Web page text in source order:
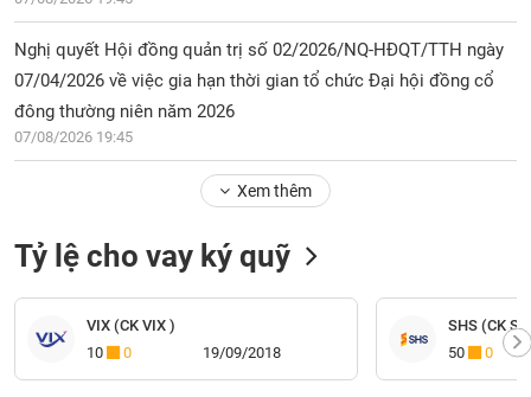
Nghị quyết Hội đồng quản trị số 02/2026/NQ-HĐQT/TTH ngày
07/04/2026 về việc gia hạn thời gian tổ chức Đại hội đồng cổ
đông thường niên năm 2026
07/08/2026 19:45
Xem thêm
Tỷ lệ cho vay ký quỹ
VIX (CK VIX )
10
0 19/09/2018
SHS (CK
50
0